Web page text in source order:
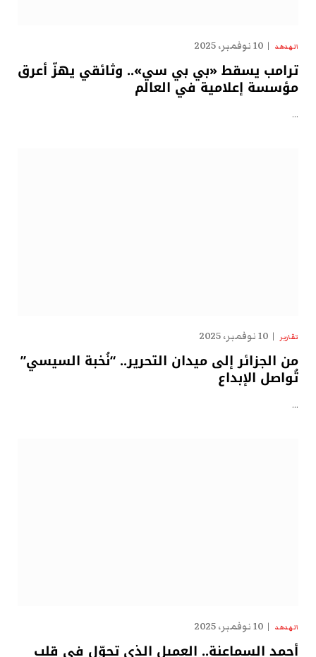
الهدهد 10 نوفمبر، 2025
ترامب يسقط «بي بي سي».. وثائقي يهزّ أعرق
مؤسسة إعلامية في العالم
…
تقارير 10 نوفمبر، 2025
من الجزائر إلى ميدان التحرير.. “نُخبة السيسي”
تُواصل الإبداع
…
الهدهد 10 نوفمبر، 2025
أحمد السماعنة.. العميل الذي تجوّل في قلب